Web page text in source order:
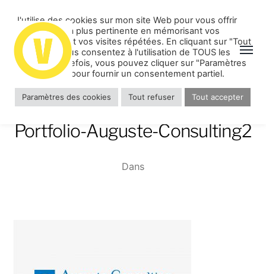
Portfolio-Auguste-Consulting2
Dans
J'utilise des cookies sur mon site Web pour vous offrir
l'expérience la plus pertinente en mémorisant vos
préférences et vos visites répétées. En cliquant sur "Tout
accepter", vous consentez à l'utilisation de TOUS les
cookies. Toutefois, vous pouvez cliquer sur "Paramètres
des cookies" pour fournir un consentement partiel.
Paramètres des cookies Tout refuser Tout accepter